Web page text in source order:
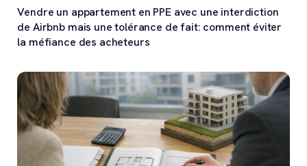
Vendre un appartement en PPE avec une interdiction
de Airbnb mais une tolérance de fait: comment éviter
la méfiance des acheteurs